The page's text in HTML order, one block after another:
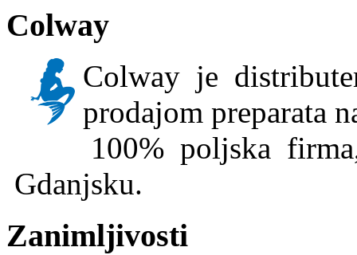
Colway
Colway je
prodajom preparata
100% poljska
Gdanjsku.
Zanimljivosti